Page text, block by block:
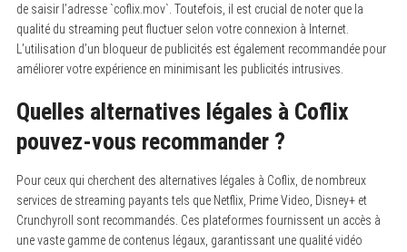
de saisir l’adresse `coflix.mov`. Toutefois, il est crucial de noter que la
qualité du streaming peut fluctuer selon votre connexion à Internet.
L’utilisation d’un bloqueur de publicités est également recommandée pour
améliorer votre expérience en minimisant les publicités intrusives.
Quelles alternatives légales à Coflix
pouvez-vous recommander ?
Pour ceux qui cherchent des alternatives légales à Coflix, de nombreux
services de streaming payants tels que Netflix, Prime Video, Disney+ et
Crunchyroll sont recommandés. Ces plateformes fournissent un accès à
une vaste gamme de contenus légaux, garantissant une qualité vidéo